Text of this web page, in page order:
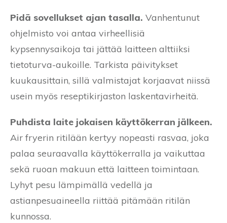
Pidä sovellukset ajan tasalla. Vanhentunut
ohjelmisto voi antaa virheellisiä
kypsennysaikoja tai jättää laitteen alttiiksi
tietoturva-aukoille. Tarkista päivitykset
kuukausittain, sillä valmistajat korjaavat niissä
usein myös reseptikirjaston laskentavirheitä.
Puhdista laite jokaisen käyttökerran jälkeen.
Air fryerin ritilään kertyy nopeasti rasvaa, joka
palaa seuraavalla käyttökerralla ja vaikuttaa
sekä ruoan makuun että laitteen toimintaan.
Lyhyt pesu lämpimällä vedellä ja
astianpesuaineella riittää pitämään ritilän
kunnossa.